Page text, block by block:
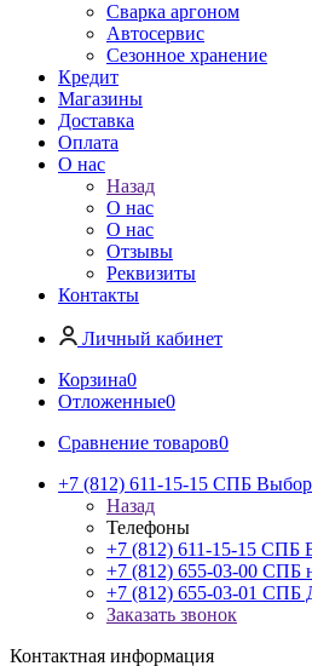
Сварка аргоном
Автосервис
Сезонное хранение
Кредит
Магазины
Доставка
Оплата
О нас
Назад
О нас
О нас
Отзывы
Реквизиты
Контакты
Личный кабинет
Корзина0
Отложенные0
Сравнение товаров0
+7 (812) 611-15-15 СПБ
Назад
Телефоны
+7 (812) 611-15-15 СПБ
+7 (812) 655-03-00 СПБ
+7 (812) 655-03-01 СПБ
Заказать звонок
Контактная информация